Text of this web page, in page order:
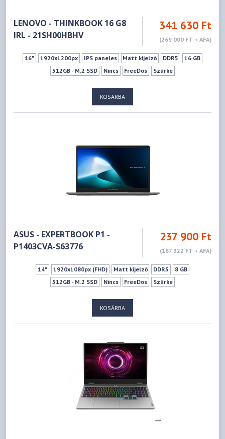
LENOVO - THINKBOOK 16 G8
IRL - 21SH00HBHV
341 630 Ft
(269 000 FT + ÁFA)
16" 1920x1200px IPS paneles Matt kijelző DDR5
16 GB
512GB - M.2 SSD
Nincs FreeDos Szürke
KOSÁRBA
ASUS - EXPERTBOOK P1 -
P1403CVA-S63776
237 900 Ft
(187 322 FT + ÁFA)
14" 1920x1080px (FHD) Matt kijelző DDR5
8 GB
512GB - M.2 SSD
Nincs FreeDos Szürke
KOSÁRBA